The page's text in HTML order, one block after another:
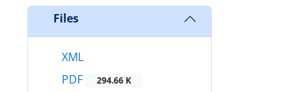
Files
XML
PDF
294.66 K